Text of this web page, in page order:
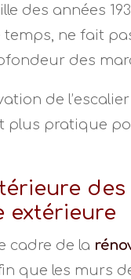
des années
temps, ne fait
des
de
plus pratique
extérieure
cadre de la
que les murs